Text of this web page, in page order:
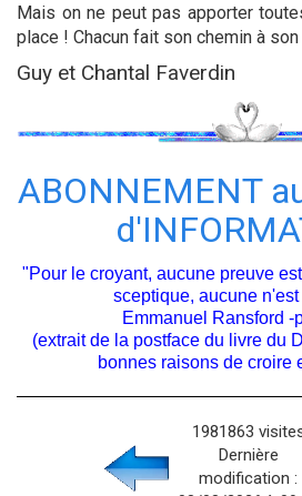
Mais on ne peut pas apporter
place ! Chacun fait son chemin à son
Guy et Chantal Faverdin
ABONNEMENT
"Pour le croyant, aucune preuve
sceptique, aucune
Emmanuel Ransford -
(extrait de la postface du livre du
bonnes raisons de croire
1981863
Dernière
modification :